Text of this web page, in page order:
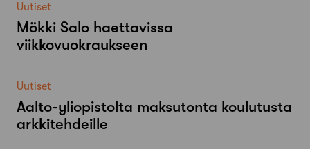
Uutiset
Mökki Salo haettavissa
viikkovuokraukseen
Uutiset
Aalto-​yliopistolta maksutonta koulutusta
arkkitehdeille